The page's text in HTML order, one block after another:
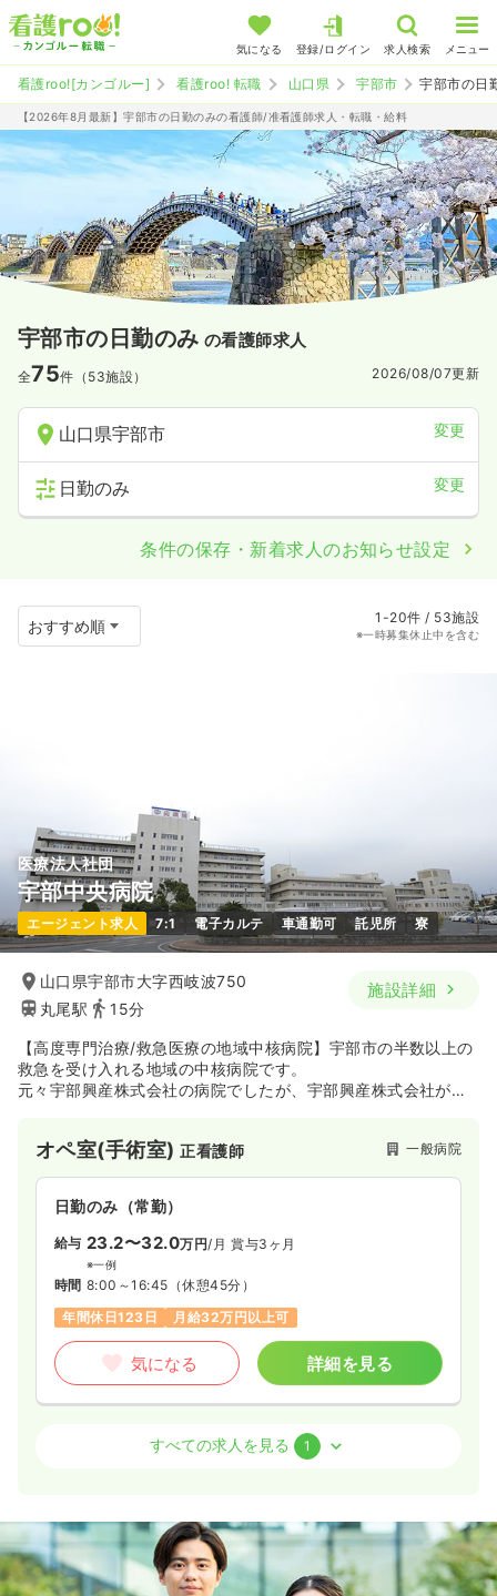
気になる 登録/ログイン 求人検索 メニュー
看護roo![カンゴルー] 看護roo! 転職 山口県 宇部市 宇部市の日
【2026年8月最新】宇部市の日勤のみの看護師/准看護師求人・転職・給料
宇部市の日勤のみ の看護師求人
全75件（53施設） 2026/08/07更新
山口県宇部市 変更
日勤のみ 変更
条件の保存・新着求人のお知らせ設定
1-20件 / 53施設
※一時募集休止中を含む
医療法人社団
宇部中央病院
エージェント求人 7:1 電子カルテ 車通勤可 託児所 寮
山口県宇部市大字西岐波750
丸尾駅
15分
施設詳細
【高度専門治療/救急医療の地域中核病院】宇部市の半数以上の
救急を受け入れる地域の中核病院です。
元々宇部興産株式会社の病院でしたが、宇部興産株式会社が全
オペ室(手術室)正看護師 一般病院
日勤のみ（常勤）
給与 23.2〜32.0万円/月 賞与3ヶ月
※一例
時間 8:00～16:45 （休憩45分）
年間休日123日
月給32万円以上可
気になる 詳細を見る
正看護師
給与 22.8 万円〜/月 賞与3ヶ月
※一例
時間 8:00～16:45（休憩45分）
すべての求人を見る 1